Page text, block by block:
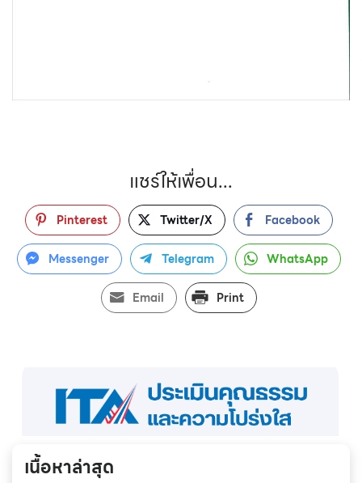
แชร์ให้เพื่อน...
Pinterest Twitter/X Facebook
Messenger Telegram WhatsApp
Email Print
เนื้อหาล่าสุด